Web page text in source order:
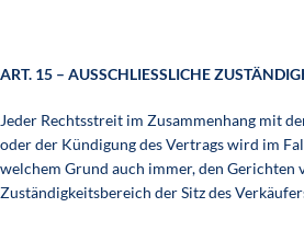
ART. 15 – AUSSCHLIESSLICHE
Jeder Rechtsstreit im Zusammenhang mit
oder der Kündigung des Vertrags wird im
welchem Grund auch immer, den Gerichten
Zuständigkeitsbereich der Sitz des